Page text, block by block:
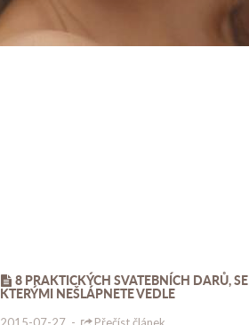
8 PRAKTICKÝCH SVATEBNÍCH DARŮ, SE
KTERÝMI NEŠLÁPNETE VEDLE